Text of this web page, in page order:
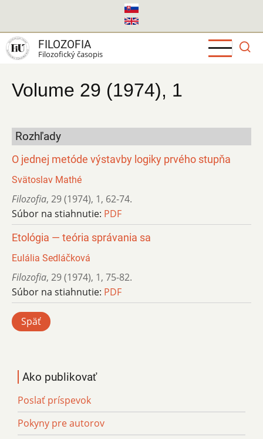
hlavný
obsah
FILOZOFIA
Filozofický časopis
Volume 29 (1974), 1
Rozhľady
O jednej metóde výstavby logiky prvého stupňa
Svätoslav Mathé
Filozofia, 29 (1974), 1, 62-74.
Súbor na stiahnutie: PDF
Etológia — teória správania sa
Eulália Sedláčková
Filozofia, 29 (1974), 1, 75-82.
Súbor na stiahnutie: PDF
Späť
Ako publikovať
Poslať príspevok
Pokyny pre autorov